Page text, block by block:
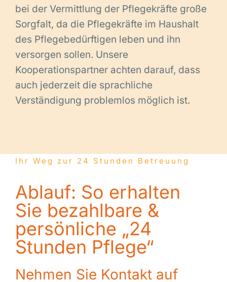
bei der Vermittlung der Pflegekräfte große
Sorgfalt, da die Pflegekräfte im Haushalt
des Pflegebedürftigen leben und ihn
versorgen sollen. Unsere
Kooperationspartner achten darauf, dass
auch jederzeit die sprachliche
Verständigung problemlos möglich ist.
Ihr Weg zur 24 Stunden Betreuung
Ablauf: So erhalten
Sie bezahlbare &
persönliche „24
Stunden Pflege“
Nehmen Sie Kontakt auf